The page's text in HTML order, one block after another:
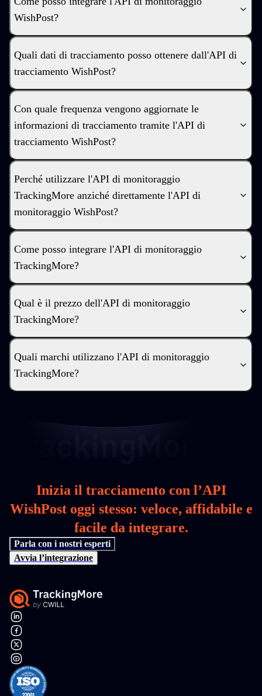
WishPost?
Quali dati di tracciamento posso ottenere dall'API di
tracciamento WishPost?
Con quale frequenza vengono aggiornate le
informazioni di tracciamento tramite l'API di
tracciamento WishPost?
Perché utilizzare l'API di monitoraggio
TrackingMore anziché direttamente l'API di
monitoraggio WishPost?
Come posso integrare l'API di monitoraggio
TrackingMore?
Qual è il prezzo dell'API di monitoraggio
TrackingMore?
Quali marchi utilizzano l'API di monitoraggio
TrackingMore?
Inizia il tracciamento con l’API
WishPost oggi stesso: veloce, affidabile e
facile da integrare.
Parla con i nostri esperti
Avvia l’integrazione